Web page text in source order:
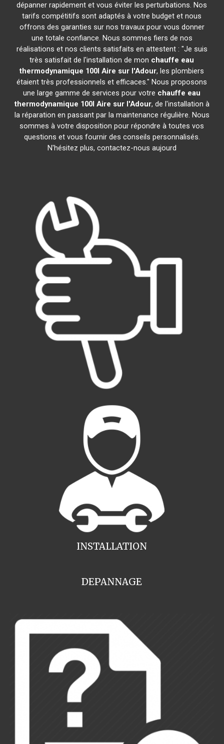
dépanner rapidement et vous éviter les perturbations. Nos
tarifs compétitifs sont adaptés à votre budget et nous
offrons des garanties sur nos travaux pour vous donner
une totale confiance. Nous sommes fiers de nos
réalisations et nos clients satisfaits en attestent : "Je suis
très satisfait de l'installation de mon chauffe eau
thermodynamique 100l Aire sur l'Adour, les plombiers
étaient très professionnels et efficaces." Nous proposons
une large gamme de services pour votre chauffe eau
thermodynamique 100l Aire sur l'Adour, de l'installation à
la réparation en passant par la maintenance régulière. Nous
sommes à votre disposition pour répondre à toutes vos
questions et vous fournir des conseils personnalisés.
N'hésitez plus, contactez-nous aujourd
INSTALLATION
DEPANNAGE